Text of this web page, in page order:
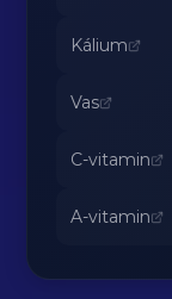
Kálium
Vas
C-vitamin
A-vitamin